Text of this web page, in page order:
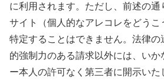
に利用されます。ただし、前述の通
サイト（個人的なアレコレをどうこ
特定することはできません。法律
的強制力のある請求以外には、い
ー本人の許可なく第三者に開示いた